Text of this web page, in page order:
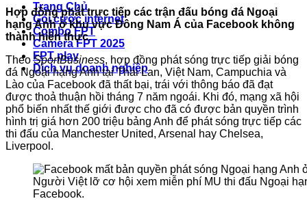
Trang Chủ
Gói cước internet
Combo FPT
Camera FPT 2025
FPT play
Dịch vụ doanh nghiệp
Hợp đồng phát trực tiếp các trận đấu bóng đá Ngoại
hạng Anh ở khu vực Đông Nam Á của Facebook không
thành hiện thực.
TheoSportBusiness, hợp đồng phát sóng trực tiếp giải bóng
đá Ngoại hạng Anh tại Thái Lan, Việt Nam, Campuchia và
Lào của Facebook đã thất bại, trái với thông báo đã đạt
được thoả thuận hồi tháng 7 năm ngoái. Khi đó, mạng xã hội
phổ biến nhất thế giới được cho đã có được bản quyền trình
hình trị giá hơn 200 triệu bảng Anh để phát sóng trực tiếp các
thi đấu của Manchester United, Arsenal hay Chelsea,
Liverpool.
Người Việt lỡ cơ hội xem miễn phí MU thi đấu Ngoại
Facebook.